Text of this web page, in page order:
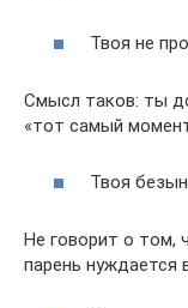
Твоя не
Смысл таков: ты
«тот самый
Твоя
Не говорит о том,
парень нуждается